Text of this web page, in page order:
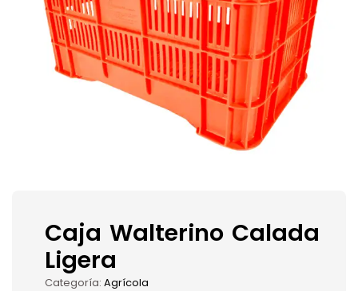
Caja Walterino Calada
Ligera
Categoría: Agrícola